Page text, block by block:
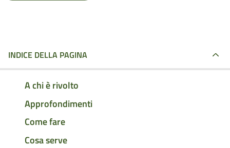
INDICE DELLA PAGINA
A chi è rivolto
Approfondimenti
Come fare
Cosa serve